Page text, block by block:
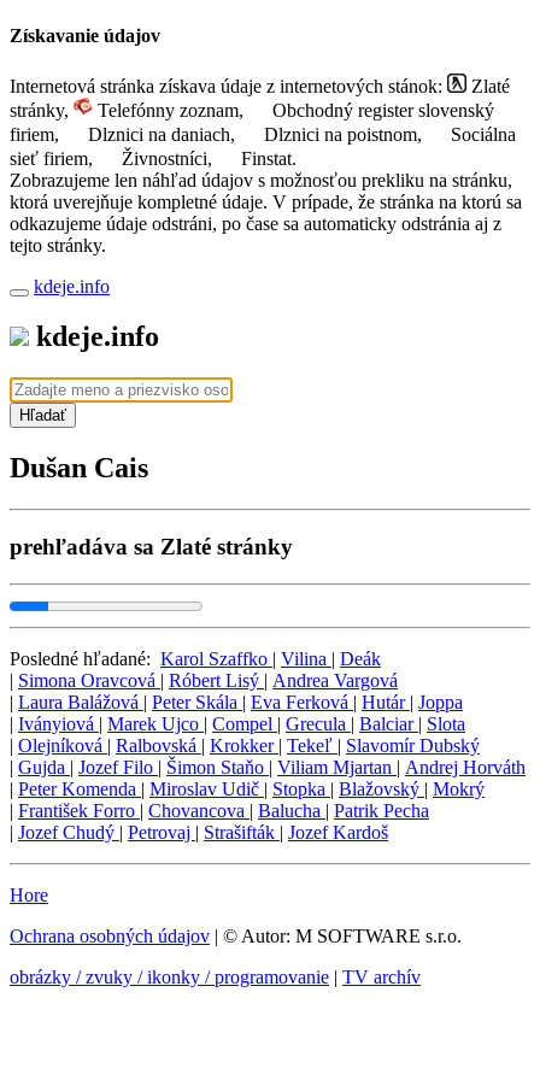
Získavanie údajov
Internetová stránka získava údaje z internetových stánok:
Zlaté
stránky,
Telefónny zoznam,
Obchodný register slovenský
firiem,
Dlznici na daniach, Dlznici na poistnom,
Sociálna
sieť firiem,
Živnostníci,
Finstat.
Zobrazujeme len náhľad údajov s možnosťou prekliku na stránku,
ktorá uverejňuje kompletné údaje. V prípade, že stránka na ktorú sa
odkazujeme údaje odstráni, po čase sa automaticky odstránia aj z
tejto stránky.
kdeje.info
kdeje.info
Hľadať
Dušan Cais
prehľadáva sa Zlaté stránky
Posledné hľadané: Karol Szaffko | Vilina | Deák
| Simona Oravcová | Róbert Lisý | Andrea Vargová
| Laura Balážová | Peter Skála | Eva Ferková | Hutár | Joppa
| Iványiová | Marek Ujco | Compel | Grecula | Balciar | Slota
| Olejníková | Ralbovská | Krokker | Tekeľ | Slavomír Dubský
| Gujda | Jozef Filo | Šimon Staňo | Viliam Mjartan | Andrej Horváth
| Peter Komenda | Miroslav Udič | Stopka | Blažovský | Mokrý
| František Forro | Chovancova | Balucha | Patrik Pecha
| Jozef Chudý | Petrovaj | Strašifták | Jozef Kardoš
Hore
Ochrana osobných údajov | © Autor: M SOFTWARE s.r.o.
obrázky / zvuky / ikonky / programovanie | TV archív